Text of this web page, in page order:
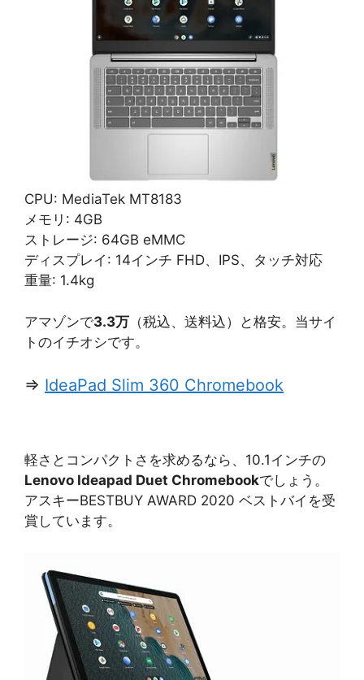
CPU: MediaTek MT8183
メモリ: 4GB
ストレージ: 64GB eMMC
ディスプレイ: 14インチ FHD、IPS、タッチ対応
重量: 1.4kg
アマゾンで3.3万 （税込、送料込）と格安。当サイ
トのイチオシです。
⇒ IdeaPad Slim 360 Chromebook
軽さとコンパクトさを求めるなら、10.1インチの
Lenovo Ideapad Duet Chromebookでしょう。
アスキーBESTBUY AWARD 2020 ベストバイを受
賞しています。